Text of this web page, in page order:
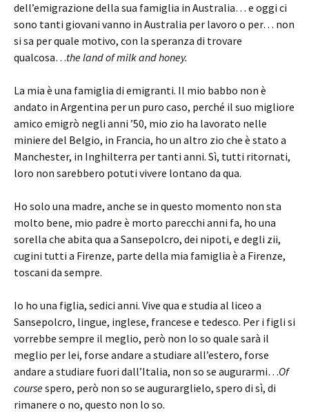
dell’emigrazione della sua famiglia in Australia… e oggi ci
sono tanti giovani vanno in Australia per lavoro o per… non
si sa per quale motivo, con la speranza di trovare
qualcosa…theland of milk and honey.
La mia è una famiglia di emigranti. Il mio babbo non è
andato in Argentina per un puro caso, perché il suo migliore
amico emigrò negli anni ’50, mio zio ha lavorato nelle
miniere del Belgio, in Francia, ho un altro zio che è stato a
Manchester, in Inghilterra per tanti anni. Sì, tutti ritornati,
loro non sarebbero potuti vivere lontano da qua.
Ho solo una madre, anche se in questo momento non sta
molto bene, mio padre è morto parecchi anni fa, ho una
sorella che abita qua a Sansepolcro, dei nipoti, e degli zii,
cugini tutti a Firenze, parte della mia famiglia è a Firenze,
toscani da sempre.
Io ho una figlia, sedici anni. Vive qua e studia al liceo a
Sansepolcro, lingue, inglese, francese e tedesco. Per i figli si
vorrebbe sempre il meglio, però non lo so quale sarà il
meglio per lei, forse andare a studiare all’estero, forse
andare a studiare fuori dall’Italia, non so se augurarmi…Of
coursespero, però non so se augurarglielo, spero di sì, di
rimanere o no, questo non lo so.